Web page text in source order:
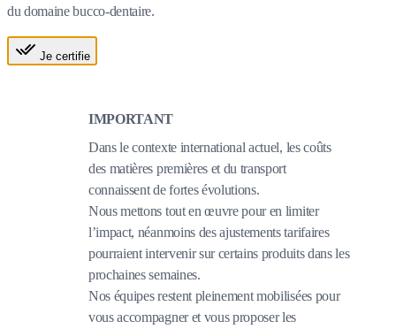
du domaine bucco-dentaire.
Je certifie
IMPORTANT
Dans le contexte international actuel, les coûts
des matières premières et du transport
connaissent de fortes évolutions.
Nous mettons tout en œuvre pour en limiter
l’impact, néanmoins des ajustements tarifaires
pourraient intervenir sur certains produits dans les
prochaines semaines.
Nos équipes restent pleinement mobilisées pour
vous accompagner et vous proposer les